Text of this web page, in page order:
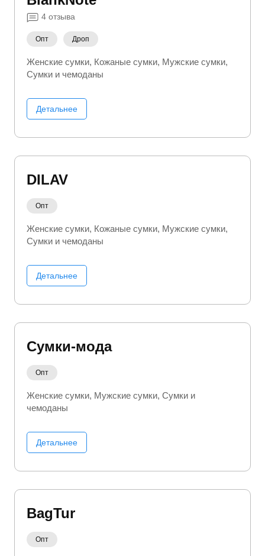
4 отзыва
Опт Дроп
Женские сумки Кожаные сумки Мужские сумки
Сумки и чемоданы
Детальнее
DILAV
Опт
Женские сумки Кожаные сумки Мужские сумки
Сумки и чемоданы
Детальнее
Сумки-мода
Опт
Женские сумки Мужские сумки Сумки и
чемоданы
Детальнее
BagTur
Опт